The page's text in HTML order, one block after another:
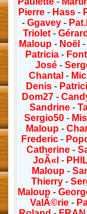
Pierre - Hass -
- Ggavey-
Triolet -Gérard
Maloup- Noël -
Patricia -
José-
Chantal -
Denis -
Dom27 -
Sandrine-
Sergio50-
Maloup-
Frederic -
Catherine -
JoÃ«l -
Maloup-
Thierry-
Maloup -
ValÃ©rie-